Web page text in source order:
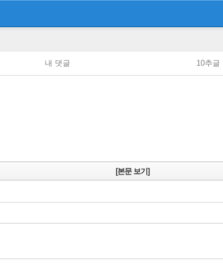
내 댓글 10추글
[본문 보기]